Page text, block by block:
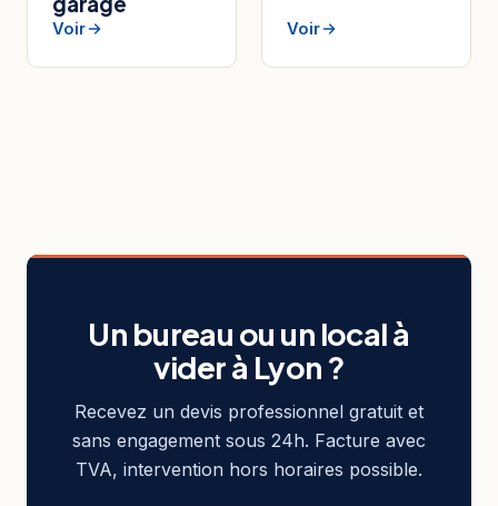
Voir Voir
Un bureau ou un local à
vider à Lyon ?
Recevez un devis professionnel gratuit et
sans engagement sous 24h. Facture avec
TVA, intervention hors horaires possible.